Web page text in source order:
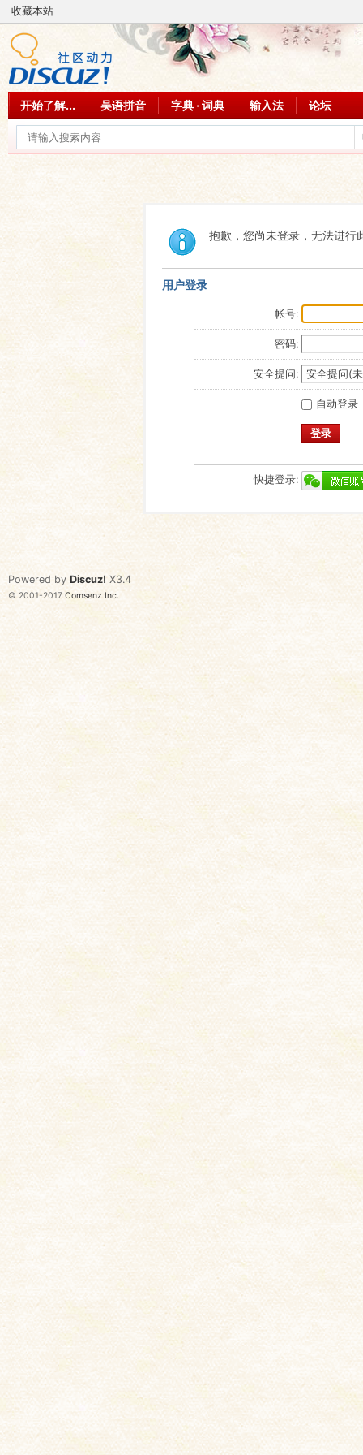
收藏本站
开始了解... 吴语拼音 字典 · 词典 输入法 论坛
抱歉，您尚未登录，无法进行
用户登录
帐号:
密码:
安全提问:
自动登录
登录
快捷登录:
Powered by Discuz! X3.4
© 2001-2017 Comsenz Inc.